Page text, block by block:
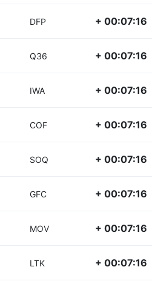
DFP + 00:07:16
Q36 + 00:07:16
IWA + 00:07:16
COF + 00:07:16
SOQ + 00:07:16
GFC + 00:07:16
MOV + 00:07:16
LTK + 00:07:16